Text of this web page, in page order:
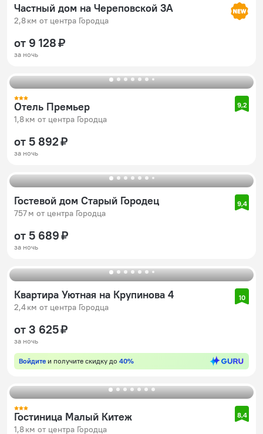
Частный дом на Череповской 3А
2,8 км от центра Городца
от 9 128 ₽
за ночь
Отель Премьер
1,8 км от центра Городца
9,2
от 5 892 ₽
за ночь
Гостевой дом Старый Городец
757 м от центра Городца
9,4
от 5 689 ₽
за ночь
Квартира Уютная на Крупинова 4
2,4 км от центра Городца
10
от 3 625 ₽
за ночь
Войдите и получите скидку до 40%
Гостиница Малый Китеж
1,8 км от центра Городца
8,4